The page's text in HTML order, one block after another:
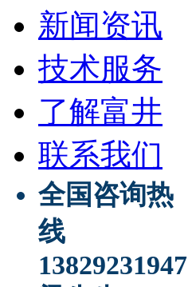
新闻资讯
技术服务
了解富井
联系我们
全国咨询热
线
13829231947